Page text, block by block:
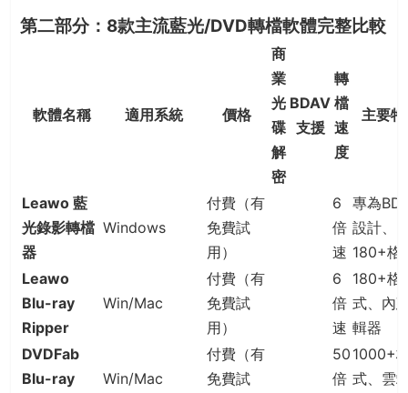
第二部分：8款主流藍光/DVD轉檔軟體完整比較
軟體名稱 適用系統 價格
商
業
光
碟
解
密
BDAV
支援
轉
檔
速
度
主要
Leawo 藍
光錄影轉檔
器
Windows
付費（有
免費試
用）
6
倍
速
專為
設計、
180+格
Leawo
Blu-ray
Ripper
Win/Mac
付費（有
免費試
用）
6
倍
速
180+格
式、內
輯器
DVDFab
Blu-ray
Win/Mac
付費（有
免費試
50
倍
1000+
式、雲